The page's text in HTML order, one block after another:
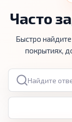
Часто
Быстро
покрытиях,
Поиск по